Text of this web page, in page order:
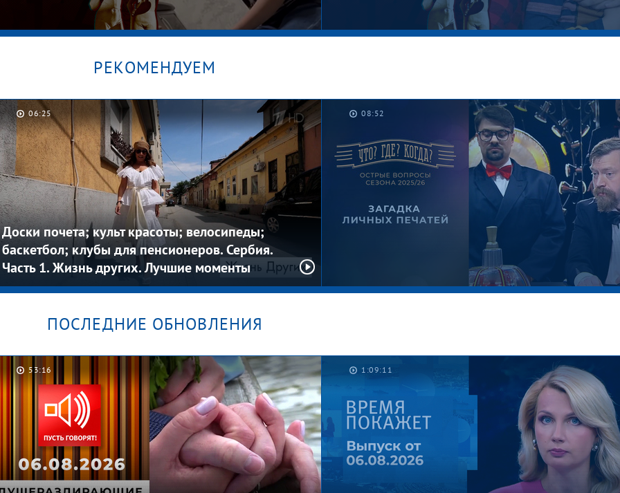
Секрет Дианы. Мужское / Женское Работа важнее. Мужское / Женское
РЕКОМЕНДУЕМ
06:25
Доски почета; культ красоты; велосипеды;
баскетбол; клубы для пенсионеров. Сербия.
Часть 1. Жизнь других. Лучшие моменты
08:52
Загадка личных печатей. «Что? Где? Когда?».
Острые вопросы сезона 2025/26. Фрагмент
выпуска от 05.06.2026
ПОСЛЕДНИЕ ОБНОВЛЕНИЯ
53:16 1:09:11